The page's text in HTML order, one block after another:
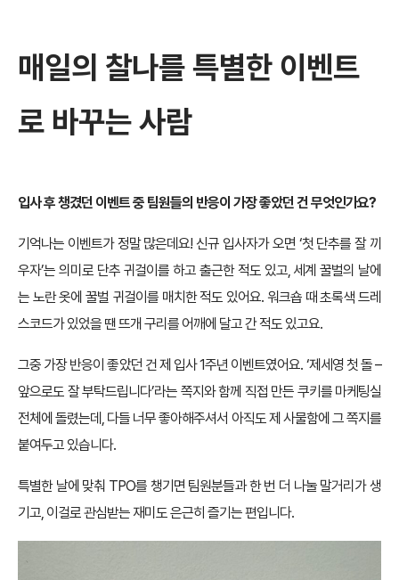
매일의 찰나를 특별한 이벤트
로 바꾸는 사람
입사 후 챙겼던 이벤트 중 팀원들의 반응이 가장 좋았던 건 무엇인가요?
기억나는 이벤트가 정말 많은데요! 신규 입사자가 오면 ‘첫 단추를 잘 끼
우자’는 의미로 단추 귀걸이를 하고 출근한 적도 있고, 세계 꿀벌의 날에
는 노란 옷에 꿀벌 귀걸이를 매치한 적도 있어요. 워크숍 때 초록색 드레
스코드가 있었을 땐 뜨개 구리를 어깨에 달고 간 적도 있고요.
그중 가장 반응이 좋았던 건 제 입사 1주년 이벤트였어요. ‘제세영 첫 돌 –
앞으로도 잘 부탁드립니다’라는 쪽지와 함께 직접 만든 쿠키를 마케팅실
전체에 돌렸는데, 다들 너무 좋아해주셔서 아직도 제 사물함에 그 쪽지를
붙여두고 있습니다.
특별한 날에 맞춰 TPO를 챙기면 팀원분들과 한 번 더 나눌 말거리가 생
기고, 이걸로 관심받는 재미도 은근히 즐기는 편입니다.